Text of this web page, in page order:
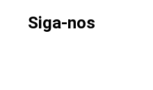
Siga-nos